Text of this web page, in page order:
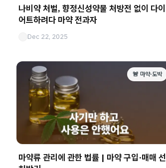
나비약 처벌, 향정신성약물 처방전 없이 다이
어트하려다 마약 전과자
Dec 22, 2025
🚨 마약·도박
마약류 관리에 관한 법률 | 마약 구입·매매 선